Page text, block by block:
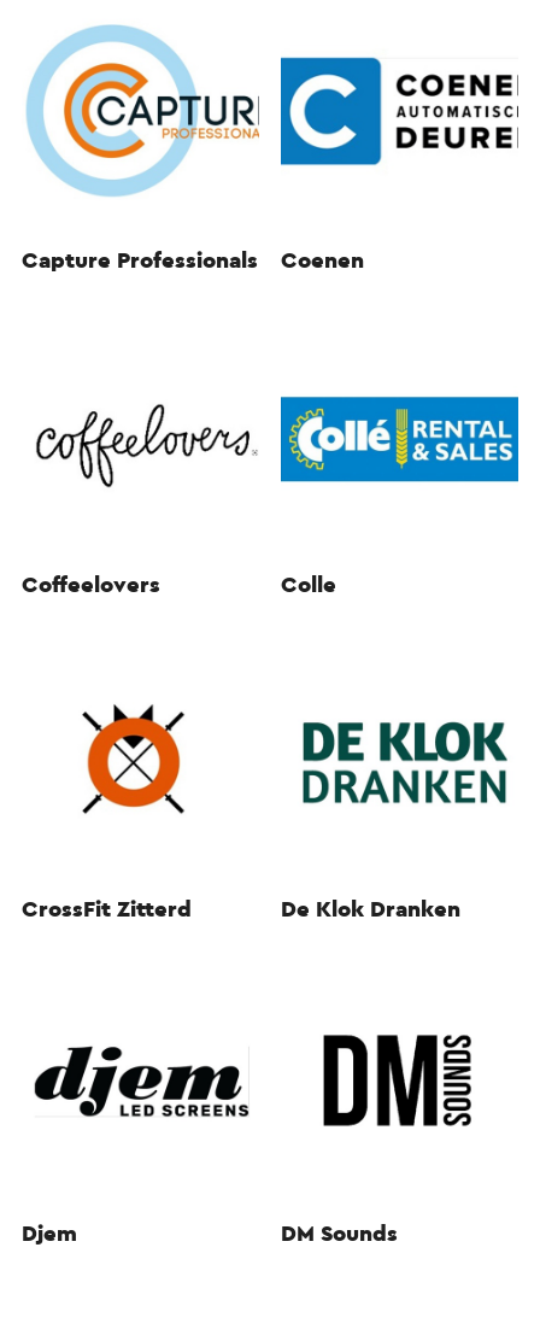
Capture Professionals Coenen
Coffeelovers Colle
CrossFit Zitterd De Klok Dranken
Djem DM Sounds